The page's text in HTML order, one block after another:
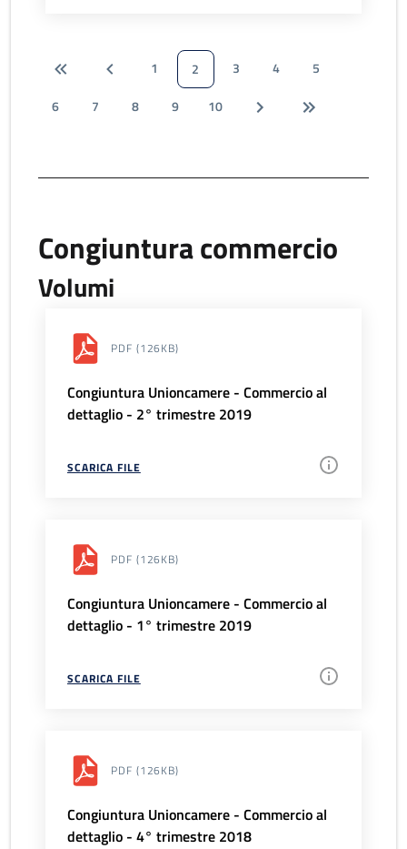
1 2 3 4
5
6
7 8 9 10
Congiuntura commercio
Volumi
PDF (126KB)
Congiuntura Unioncamere - Commercio al
dettaglio - 2° trimestre 2019
SCARICA FILE
PDF (126KB)
Congiuntura Unioncamere - Commercio al
dettaglio - 1° trimestre 2019
SCARICA FILE
PDF (126KB)
Congiuntura Unioncamere - Commercio al
dettaglio - 4° trimestre 2018